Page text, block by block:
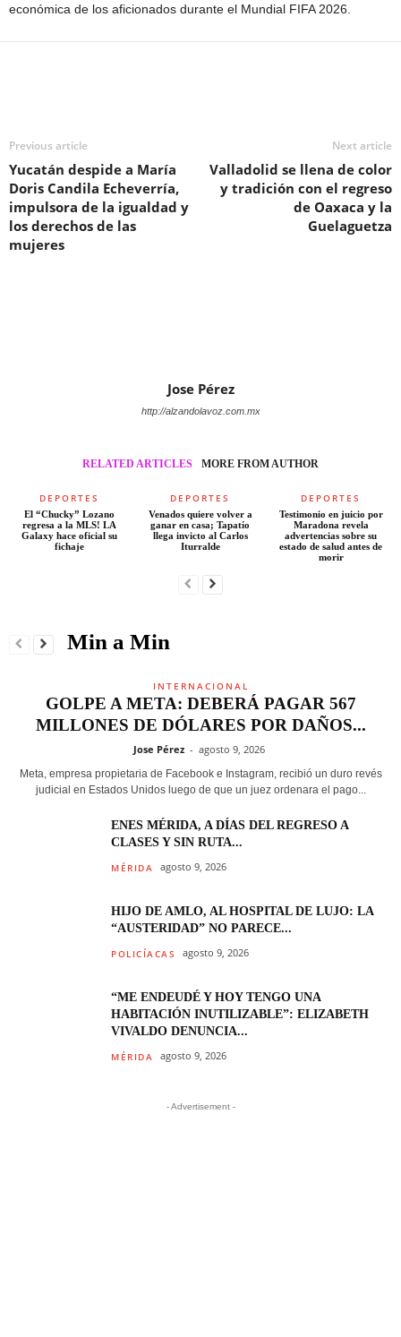
económica de los aficionados durante el Mundial FIFA 2026.
Previous article
Yucatán despide a María
Doris Candila Echeverría,
impulsora de la igualdad y
los derechos de las
mujeres
Next article
Valladolid se llena de color
y tradición con el regreso
de Oaxaca y la
Guelaguetza
Jose Pérez
http://alzandolavoz.com.mx
RELATED ARTICLES MORE FROM AUTHOR
DEPORTES
El “Chucky” Lozano
regresa a la MLS! LA
Galaxy hace oficial su
fichaje
DEPORTES
Venados quiere volver a
ganar en casa; Tapatío
llega invicto al Carlos
Iturralde
DEPORTES
Testimonio en juicio por
Maradona revela
advertencias sobre su
estado de salud antes de
morir
Min a Min
INTERNACIONAL
GOLPE A META: DEBERÁ PAGAR 567
MILLONES DE DÓLARES POR DAÑOS...
Jose Pérez - agosto 9, 2026
Meta, empresa propietaria de Facebook e Instagram, recibió un duro revés
judicial en Estados Unidos luego de que un juez ordenara el pago...
ENES MÉRIDA, A DÍAS DEL REGRESO A
CLASES Y SIN RUTA...
MÉRIDA agosto 9, 2026
HIJO DE AMLO, AL HOSPITAL DE LUJO: LA
“AUSTERIDAD” NO PARECE...
POLICÍACAS agosto 9, 2026
“ME ENDEUDÉ Y HOY TENGO UNA
HABITACIÓN INUTILIZABLE”: ELIZABETH
VIVALDO DENUNCIA...
MÉRIDA agosto 9, 2026
- Advertisement -